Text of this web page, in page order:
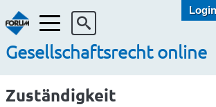
Menü
Gesellschaftsrecht online
Zuständigkeit